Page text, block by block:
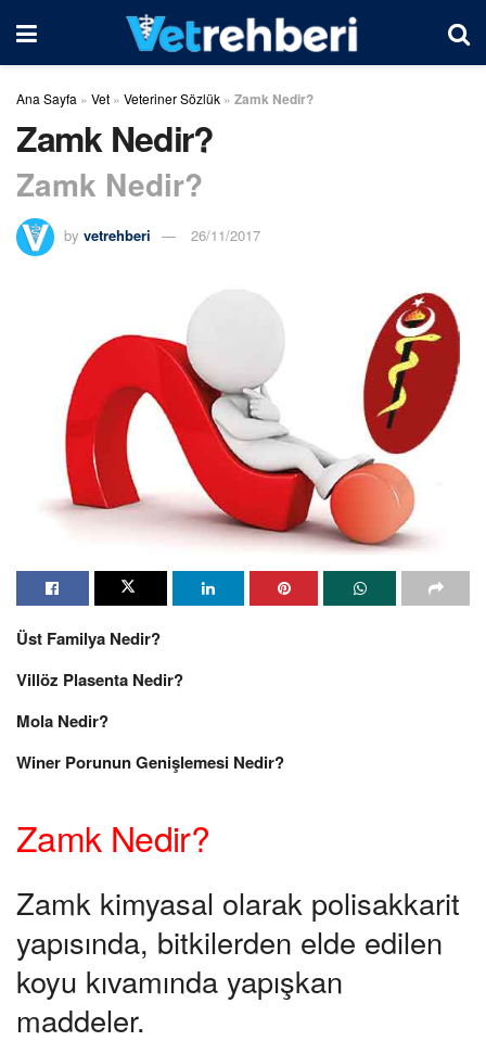
Ana Sayfa » Vet » Veteriner Sözlük » Zamk Nedir?
Zamk Nedir?
Zamk Nedir?
by vetrehberi 26/11/2017
Üst Familya Nedir?
Villöz Plasenta Nedir?
Mola Nedir?
Winer Porunun Genişlemesi Nedir?
Zamk Nedir?
Zamk kimyasal olarak polisakkarit
yapısında, bitkilerden elde edilen
koyu kıvamında yapışkan
maddeler.